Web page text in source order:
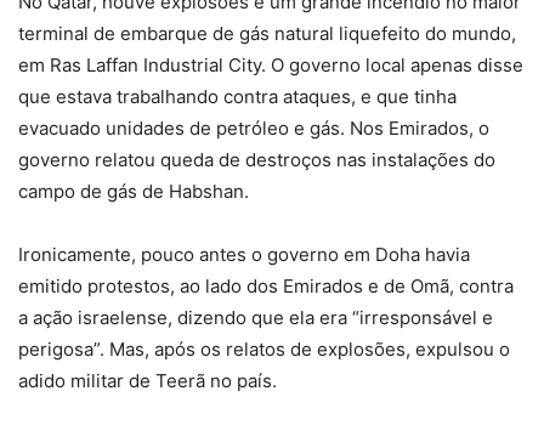
terminal de embarque de gás natural liquefeito do mundo,
em Ras Laffan Industrial City. O governo local apenas disse
que estava trabalhando contra ataques, e que tinha
evacuado unidades de petróleo e gás. Nos Emirados, o
governo relatou queda de destroços nas instalações do
campo de gás de Habshan.
Ironicamente, pouco antes o governo em Doha havia
emitido protestos, ao lado dos Emirados e de Omã, contra
a ação israelense, dizendo que ela era “irresponsável e
perigosa”. Mas, após os relatos de explosões, expulsou o
adido militar de Teerã no país.